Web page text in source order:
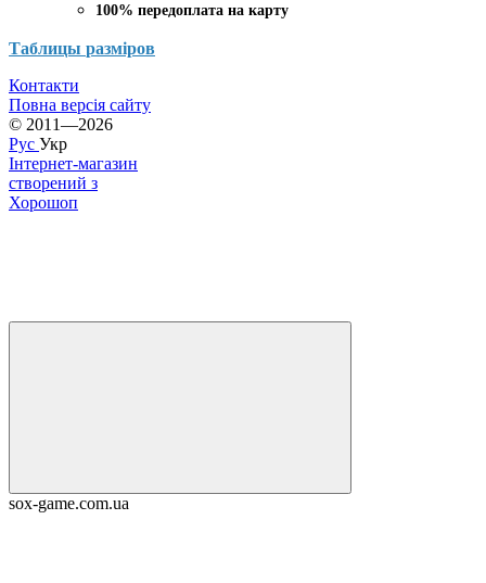
100% передоплата на карту
Таблицы разміров
Контакти
Повна версія сайту
© 2011—2026
Рус Укр
Інтернет-магазин
створений з
Хорошоп
sox-game.com.ua